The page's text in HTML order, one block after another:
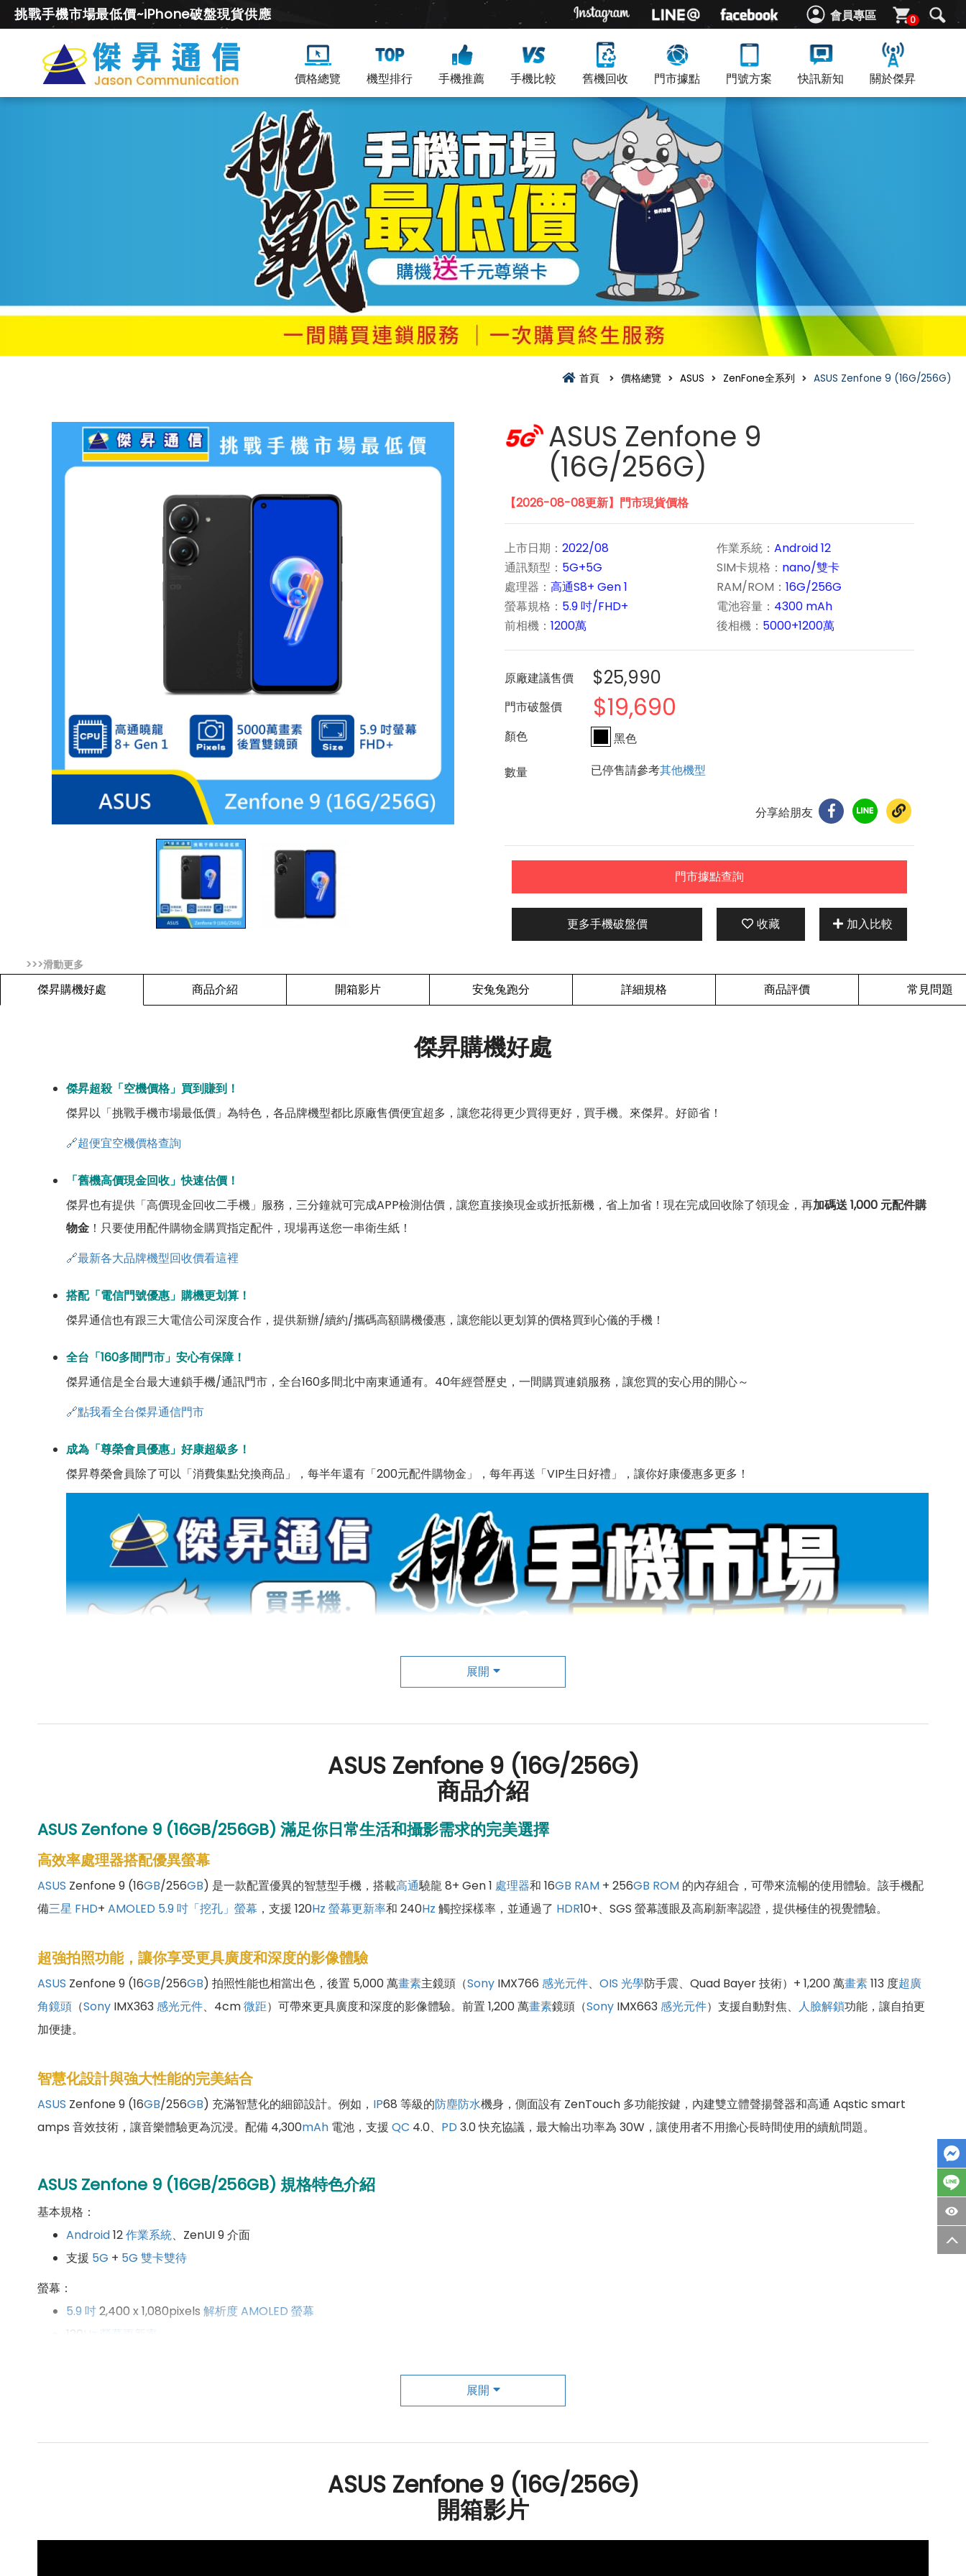
會員專區 0
挑戰手機市場最低價~iPhone破盤現貨供應
價格總覽 機型排行 手機推薦 手機比較 舊機回收 門市據點 門號方案 快訊新知 關於傑昇
首頁 價格總覽 ASUS ZenFone全系列 ASUS Zenfone 9 (16G/256G)
ASUS Zenfone 9
(16G/256G)
【2026-08-08更新】門市現貨價格
上市日期： 2022/08 作業系統： Android 12
通訊類型： 5G+5G SIM卡規格： nano/雙卡
處理器： 高通S8+ Gen 1 RAM/ROM： 16G/256G
螢幕規格： 5.9 吋/FHD+ 電池容量： 4300 mAh
前相機： 1200萬 後相機： 5000+1200萬
原廠建議售價 $25,990
門市破盤價 $19,690
黑色
已停售請參考其他機型
分享給朋友
門市據點查詢
更多手機破盤價 收藏 加入比較
傑昇購機好處 商品介紹 開箱影片 安兔兔跑分 詳細規格 商品評價 常見問題
傑昇購機好處
傑昇超殺「空機價格」買到賺到！
傑昇以「挑戰手機市場最低價」為特色，各品牌機型都比原廠售價便宜超多，讓您花得更少買得更好，買手機。來傑昇。好節省！
🔗超便宜空機價格查詢
「舊機高價現金回收」快速估價！
傑昇也有提供「高價現金回收二手機」服務，三分鐘就可完成APP檢測估價，讓您直接換現金或折抵新機，省上加省！現在完成回收除了領現金，再加碼送 1,000 元配件購
物金 ！只要使用配件購物金購買指定配件，現場再送您一串衛生紙！
🔗最新各大品牌機型回收價看這裡
搭配「電信門號優惠」購機更划算！
傑昇通信也有跟三大電信公司深度合作，提供新辦/續約/攜碼高額購機優惠，讓您能以更划算的價格買到心儀的手機！
全台「160多間門市」安心有保障！
傑昇通信是全台最大連鎖手機/通訊門市，全台160多間北中南東通通有。40年經營歷史，一間購買連鎖服務，讓您買的安心用的開心～
🔗點我看全台傑昇通信門市
成為「尊榮會員優惠」好康超級多！
傑昇尊榮會員除了可以「消費集點兌換商品」，每半年還有「200元配件購物金」，每年再送「VIP生日好禮」，讓你好康優惠多更多！
展開
ASUS Zenfone 9 (16G/256G)
商品介紹
ASUS Zenfone 9 (16GB/256GB) 滿足你日常生活和攝影需求的完美選擇
高效率處理器搭配優異螢幕
ASUS Zenfone 9 (16GB/256GB) 是一款配置優異的智慧型手機，搭載高通驍龍 8+ Gen 1 處理器和 16GB RAM + 256GB ROM 的內存組合，可帶來流暢的使用體驗。該手機配
備三星 FHD+ AMOLED 5.9 吋 「挖孔」螢幕 ，支援 120Hz 螢幕更新率和 240Hz 觸控採樣率，並通過了 HDR10+、SGS 螢幕護眼及高刷新率認證，提供極佳的視覺體驗。
超強拍照功能，讓你享受更具廣度和深度的影像體驗
ASUS Zenfone 9 (16GB/256GB) 拍照性能也相當出色，後置 5,000 萬畫素主鏡頭（Sony IMX766 感光元件、 OIS 光學防手震、Quad Bayer 技術）+ 1,200 萬畫素113 度超廣
角鏡頭 （Sony IMX363感光元件、4cm微距）可帶來更具廣度和深度的影像體驗。前置 1,200 萬畫素鏡頭（Sony IMX663感光元件）支援自動對焦、 人臉解鎖功能，讓自拍更
加便捷。
智慧化設計與強大性能的完美結合
ASUS Zenfone 9 (16GB/256GB) 充滿智慧化的細節設計。例如， IP68 等級的防塵防水機身，側面設有 ZenTouch 多功能按鍵，內建雙立體聲揚聲器和高通 Aqstic smart
amps 音效技術，讓音樂體驗更為沉浸。配備 4,300mAh 電池，支援 QC 4.0、 PD 3.0 快充協議，最大輸出功率為 30W，讓使用者不用擔心長時間使用的續航問題。
ASUS Zenfone 9 (16GB/256GB) 規格特色介紹
基本規格：
Android12作業系統、ZenUI 9 介面
支援 5G + 5G 雙卡雙待
螢幕：
5.9 吋2,400 x 1,080pixels 解析度AMOLED 螢幕
120 Hz
螢幕更新率
QualcommSnapdragon 8+ Gen 1, 3.2GHz八核心處理器
後鏡頭：5000 萬畫素鏡頭 + 1,200 萬畫素鏡頭
展開
ASUS Zenfone 9 (16G/256G)
開箱影片